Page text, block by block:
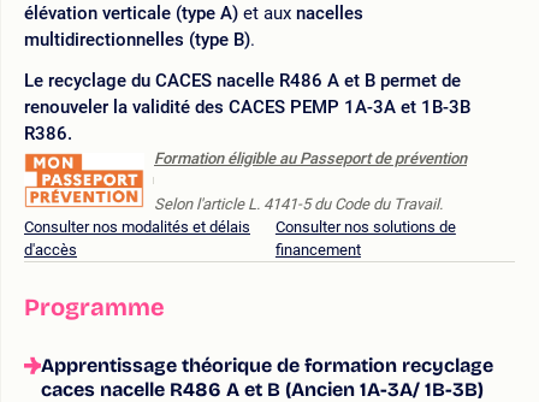
élévation verticale (type A) et aux nacelles
multidirectionnelles (type B).
Le recyclage du CACES nacelle R486 A et B permet de
renouveler la validité des CACES PEMP 1A-3A et 1B-3B
R386.
Formation éligible au Passeport de prévention
Selon l'article L. 4141-5 du Code du Travail.
Consulter nos modalités et délais
d'accès
Consulter nos solutions de
financement
Programme
Apprentissage théorique de formation recyclage
caces nacelle R486 A et B (Ancien 1A-3A/ 1B-3B)